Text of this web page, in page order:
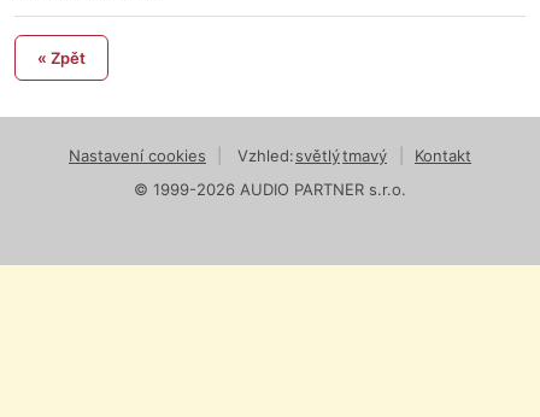
« Zpět
Nastavení cookies Vzhled:světlýtmavý
Kontakt
© 1999-2026 AUDIO PARTNER s.r.o.